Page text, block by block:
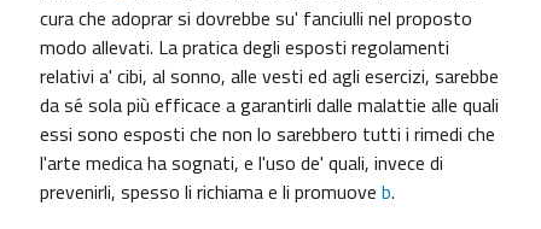
curache adoprar si dovrebbe su' fanciulli nel proposto
modo allevati. La pratica degli esposti regolamenti
relativi a' cibi, al sonno, alle vesti ed agli esercizi, sarebbe
da sé sola più efficace a garantirli dalle malattie alle quali
essi sono esposti che non lo sarebbero tutti i rimedi che
l'arte medica ha sognati, e l'uso de' quali, invece di
prevenirli, spesso li richiama e li promuove b.